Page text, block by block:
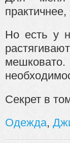
Но есть у
Секрет в
Одежда,